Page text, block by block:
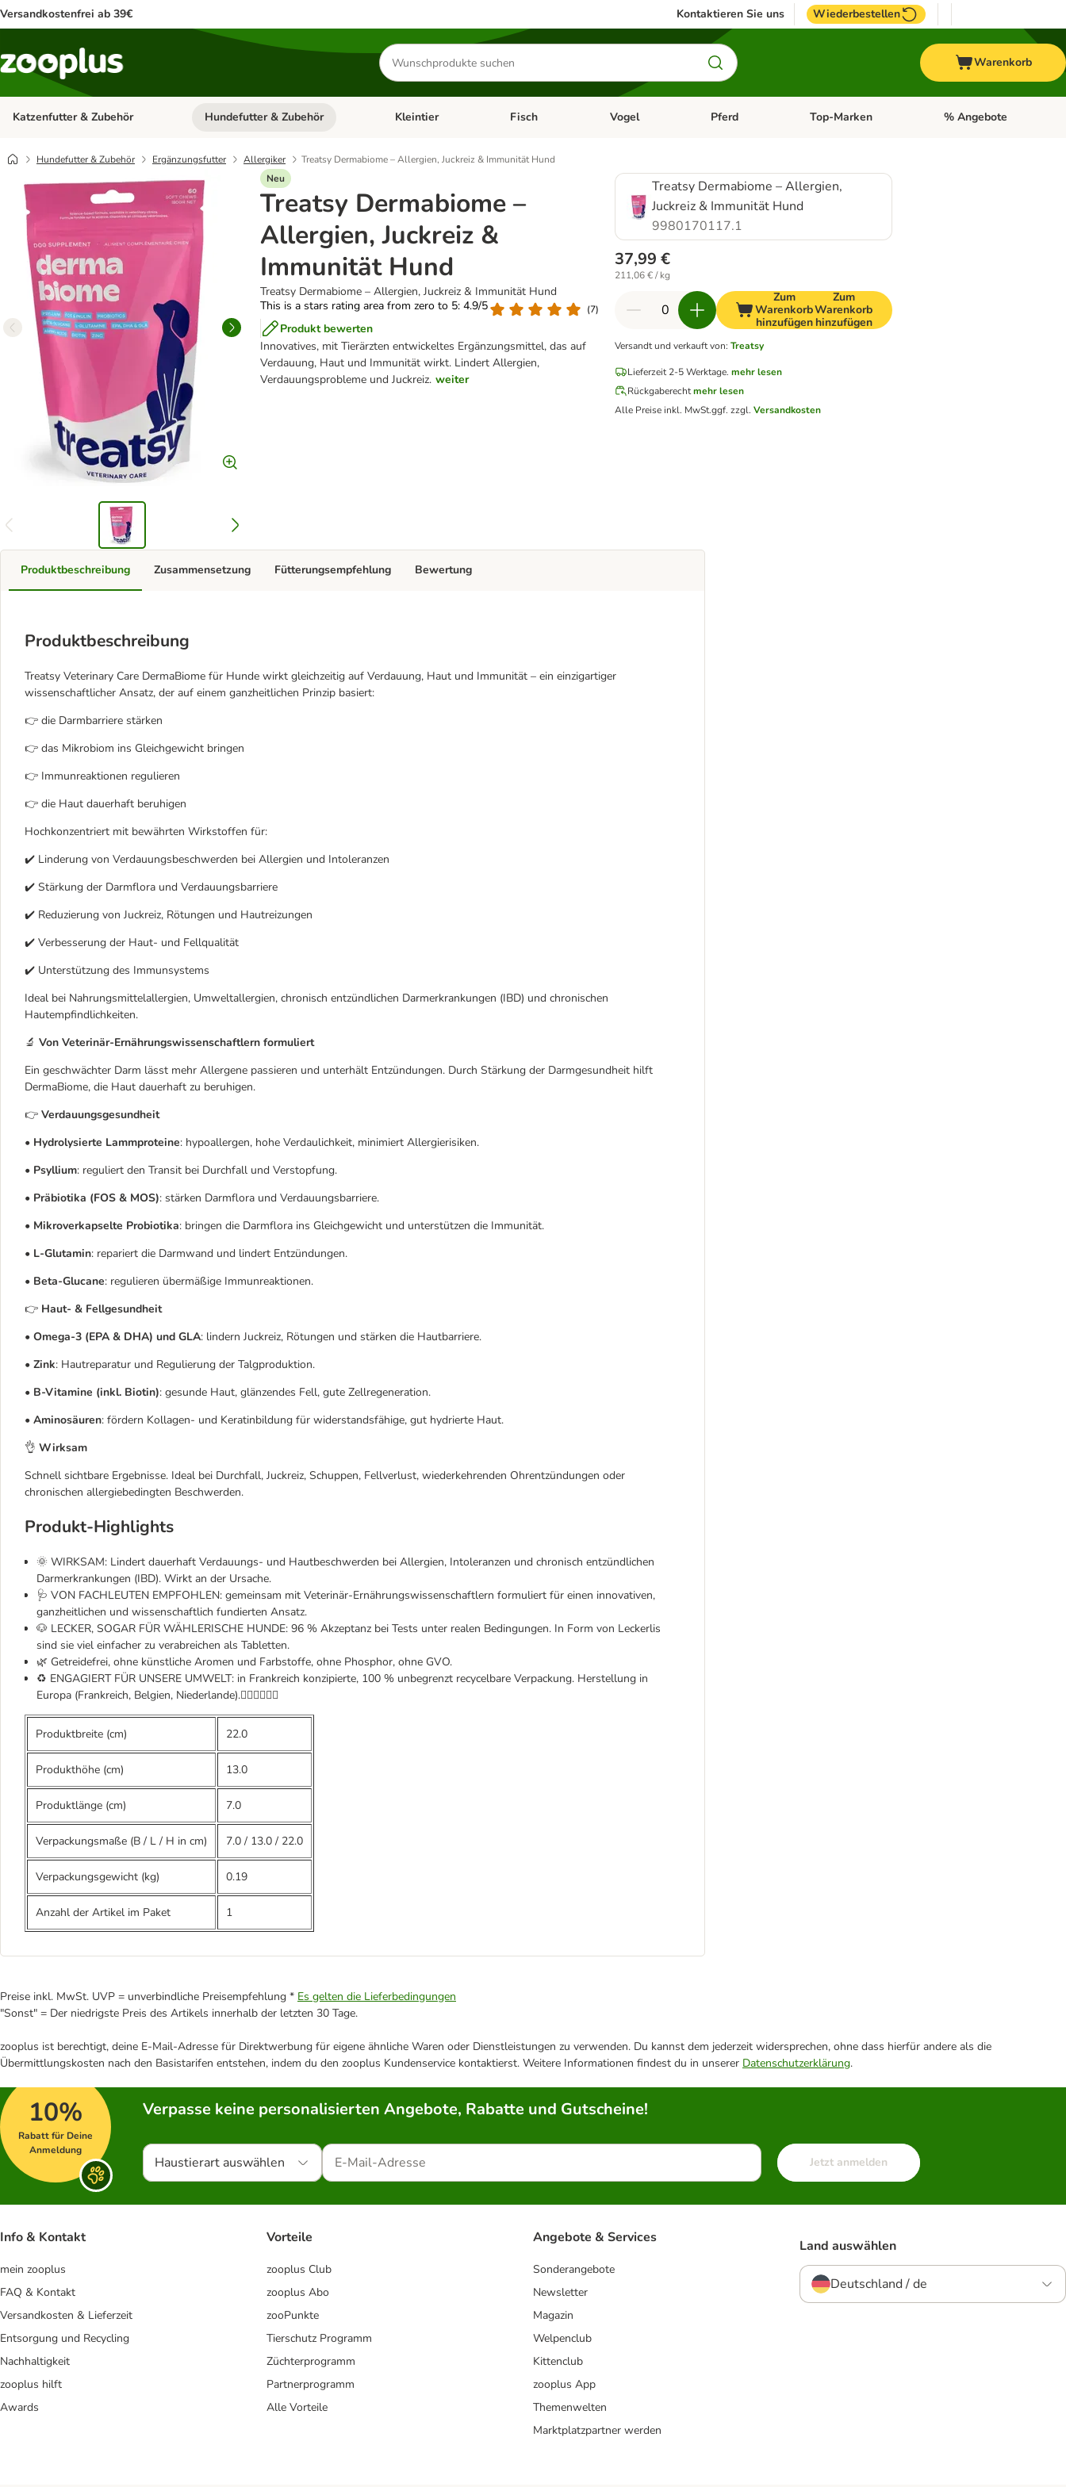
Versandkostenfrei ab 39€ Kontaktieren Sie uns Wiederbestellen
Produkte
suchen
Warenkorb
Katzenfutter & Zubehör Kategorie-Menü öffnen: Katzenfutter & Zubehör
Hundefutter & Zubehör Kategorie-Menü öffnen: Hundefutter & Zubehör
Kleintier Kategorie-Menü öffnen: Kleintier
Fisch Kategorie-Menü öffnen: Fisch
Vogel Kategorie-Menü öffnen: Vogel
Pferd Kategorie-Menü öffnen: Pferd
Top-Marken Kategorie-Menü öffnen:
% Angebote
Hundefutter & Zubehör Ergänzungsfutter Allergiker
Treatsy Dermabiome – Allergien, Juckreiz & Immunität Hund
Neu
Treatsy Dermabiome –
Allergien, Juckreiz &
Immunität Hund
Treatsy Dermabiome – Allergien, Juckreiz & Immunität Hund
This is a stars rating area from zero to 5: 4.9/5
(7)
Produkt bewerten
Innovatives, mit Tierärzten entwickeltes Ergänzungsmittel, das auf
Verdauung, Haut und Immunität wirkt. Lindert Allergien,
Verdauungsprobleme und Juckreiz. weiter
Treatsy Dermabiome – Allergien,
Juckreiz & Immunität Hund
9980170117.1
37,99 €
211,06 € / kg
Zum
Warenkorb
hinzufügen
Zum
Warenkorb
hinzufügen
Versandt und verkauft von: Treatsy
Lieferzeit 2-5 Werktage. mehr lesen
Rückgaberechtmehr lesen
Alle Preise inkl. MwSt.ggf. zzgl.Versandkosten
Produktbeschreibung
Produktbeschreibung
Treatsy Veterinary Care DermaBiome für Hunde wirkt gleichzeitig auf Verdauung, Haut und Immunität – ein einzigartiger
wissenschaftlicher Ansatz, der auf einem ganzheitlichen Prinzip basiert:
👉 die Darmbarriere stärken
👉 das Mikrobiom ins Gleichgewicht bringen
👉 Immunreaktionen regulieren
👉 die Haut dauerhaft beruhigen
Hochkonzentriert mit bewährten Wirkstoffen für:
✔️ Linderung von Verdauungsbeschwerden bei Allergien und Intoleranzen
✔️ Stärkung der Darmflora und Verdauungsbarriere
✔️ Reduzierung von Juckreiz, Rötungen und Hautreizungen
✔️ Verbesserung der Haut- und Fellqualität
✔️ Unterstützung des Immunsystems
Ideal bei Nahrungsmittelallergien, Umweltallergien, chronisch entzündlichen Darmerkrankungen (IBD) und chronischen
Hautempfindlichkeiten.
🔬 Von Veterinär-Ernährungswissenschaftlern formuliert
Ein geschwächter Darm lässt mehr Allergene passieren und unterhält Entzündungen. Durch Stärkung der Darmgesundheit hilft
DermaBiome, die Haut dauerhaft zu beruhigen.
👉 Verdauungsgesundheit
• Hydrolysierte Lammproteine: hypoallergen, hohe Verdaulichkeit, minimiert Allergierisiken.
• Psyllium: reguliert den Transit bei Durchfall und Verstopfung.
• Präbiotika (FOS & MOS): stärken Darmflora und Verdauungsbarriere.
• Mikroverkapselte Probiotika: bringen die Darmflora ins Gleichgewicht und unterstützen die Immunität.
• L-Glutamin: repariert die Darmwand und lindert Entzündungen.
• Beta-Glucane: regulieren übermäßige Immunreaktionen.
👉 Haut- & Fellgesundheit
• Omega-3 (EPA & DHA) und GLA: lindern Juckreiz, Rötungen und stärken die Hautbarriere.
• Zink: Hautreparatur und Regulierung der Talgproduktion.
• B-Vitamine (inkl. Biotin): gesunde Haut, glänzendes Fell, gute Zellregeneration.
• Aminosäuren: fördern Kollagen- und Keratinbildung für widerstandsfähige, gut hydrierte Haut.
👌 Wirksam
Schnell sichtbare Ergebnisse. Ideal bei Durchfall, Juckreiz, Schuppen, Fellverlust, wiederkehrenden Ohrentzündungen oder
chronischen allergiebedingten Beschwerden.
Produkt-Highlights
🌞 WIRKSAM: Lindert dauerhaft Verdauungs- und Hautbeschwerden bei Allergien, Intoleranzen und chronisch entzündlichen
Darmerkrankungen (IBD). Wirkt an der Ursache.
🩺 VON FACHLEUTEN EMPFOHLEN: gemeinsam mit Veterinär-Ernährungswissenschaftlern formuliert für einen innovativen,
ganzheitlichen und wissenschaftlich fundierten Ansatz.
🐶 LECKER, SOGAR FÜR WÄHLERISCHE HUNDE: 96 % Akzeptanz bei Tests unter realen Bedingungen. In Form von Leckerlis
sind sie viel einfacher zu verabreichen als Tabletten.
🌿 Getreidefrei, ohne künstliche Aromen und Farbstoffe, ohne Phosphor, ohne GVO.
♻️ ENGAGIERT FÜR UNSERE UMWELT: in Frankreich konzipierte, 100 % unbegrenzt recycelbare Verpackung. Herstellung in
Europa (Frankreich, Belgien, Niederlande).
Produktbreite (cm) 22.0
Produkthöhe (cm) 13.0
Produktlänge (cm) 7.0
Verpackungsmaße (B / L / H in cm) 7.0 / 13.0 / 22.0
Verpackungsgewicht (kg) 0.19
Anzahl der Artikel im Paket 1
Zusammensetzung Fütterungsempfehlung Bewertung
Preise inkl. MwSt. UVP = unverbindliche Preisempfehlung * Es gelten die Lieferbedingungen
"Sonst" = Der niedrigste Preis des Artikels innerhalb der letzten 30 Tage.
zooplus ist berechtigt, deine E-Mail-Adresse für Direktwerbung für eigene ähnliche Waren oder Dienstleistungen zu verwenden. Du kannst dem jederzeit widersprechen, ohne dass hierfür andere als die
Übermittlungskosten nach den Basistarifen entstehen, indem du den zooplus Kundenservice kontaktierst. Weitere Informationen findest du in unserer Datenschutzerklärung.
10%
Rabatt für Deine
Anmeldung
Verpasse keine personalisierten Angebote, Rabatte und Gutscheine!
Haustierart auswählen Jetzt anmelden
Info & Kontakt
mein zooplus
FAQ & Kontakt
Versandkosten & Lieferzeit
Entsorgung und Recycling
Nachhaltigkeit
zooplus hilft
Awards
Vorteile
zooplus Club
zooplus Abo
zooPunkte
Tierschutz Programm
Züchterprogramm
Partnerprogramm
Alle Vorteile
Angebote & Services
Sonderangebote
Newsletter
Magazin
Welpenclub
Kittenclub
zooplus App
Themenwelten
Marktplatzpartner werden
Land auswählen
Deutschland / de